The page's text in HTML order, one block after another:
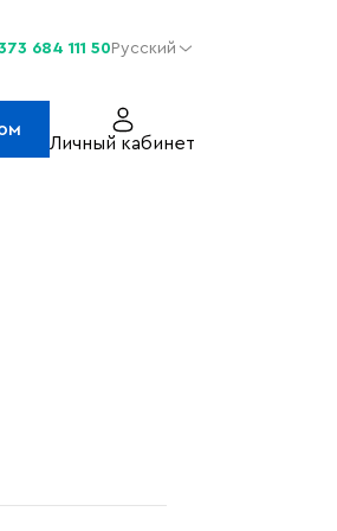
684 111 50Русский
Личный кабинет